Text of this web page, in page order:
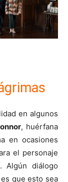
en algunos
, huérfana
en ocasiones
el personaje
Algún diálogo
que esto sea